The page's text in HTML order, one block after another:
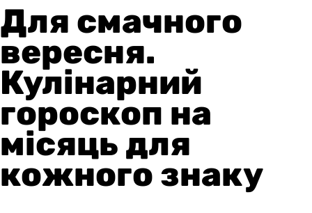
Для смачного
вересня.
Кулінарний
гороскоп на
місяць для
кожного знаку